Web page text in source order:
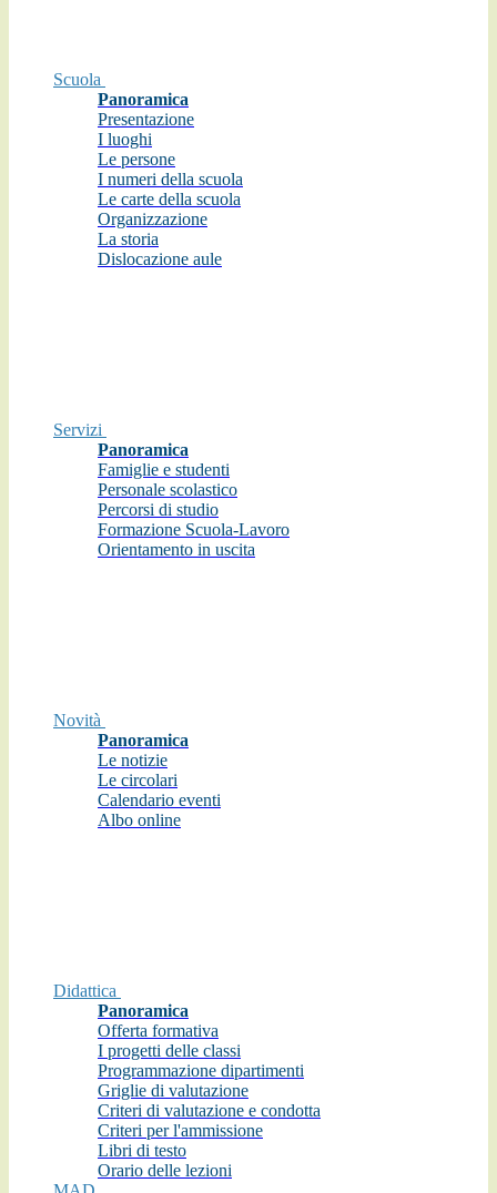
Scuola
Panoramica
Presentazione
I luoghi
Le persone
I numeri della scuola
Le carte della scuola
Organizzazione
La storia
Dislocazione aule
Servizi
Panoramica
Famiglie e studenti
Personale scolastico
Percorsi di studio
Formazione Scuola-Lavoro
Orientamento in uscita
Novità
Panoramica
Le notizie
Le circolari
Calendario eventi
Albo online
Didattica
Panoramica
Offerta formativa
I progetti delle classi
Programmazione dipartimenti
Griglie di valutazione
Criteri di valutazione e condotta
Criteri per l'ammissione
Libri di testo
Orario delle lezioni